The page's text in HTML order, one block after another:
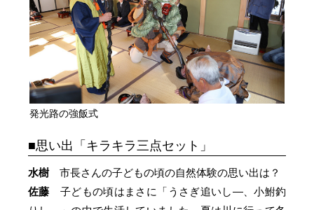
発光路の強飯式
思い出「キラキラ三点セット」
水樹市長さんの子どもの頃の自然体験の思い出は？
佐藤 子どもの頃はまさに「うさぎ追いし―、小鮒釣